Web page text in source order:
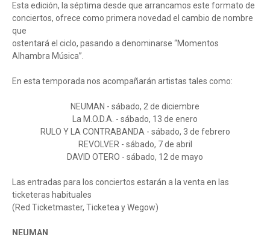
Esta edición, la séptima desde que arrancamos este formato de
conciertos, ofrece como primera novedad el cambio de nombre
que
ostentará el ciclo, pasando a denominarse “Momentos
Alhambra Música”.
En esta temporada nos acompañarán artistas tales como:
NEUMAN - sábado, 2 de diciembre
La M.O.D.A. - sábado, 13 de enero
RULO Y LA CONTRABANDA - sábado, 3 de febrero
REVOLVER - sábado, 7 de abril
DAVID OTERO - sábado, 12 de mayo
Las entradas para los conciertos estarán a la venta en las
ticketeras habituales
(Red Ticketmaster, Ticketea y Wegow)
NEUMAN